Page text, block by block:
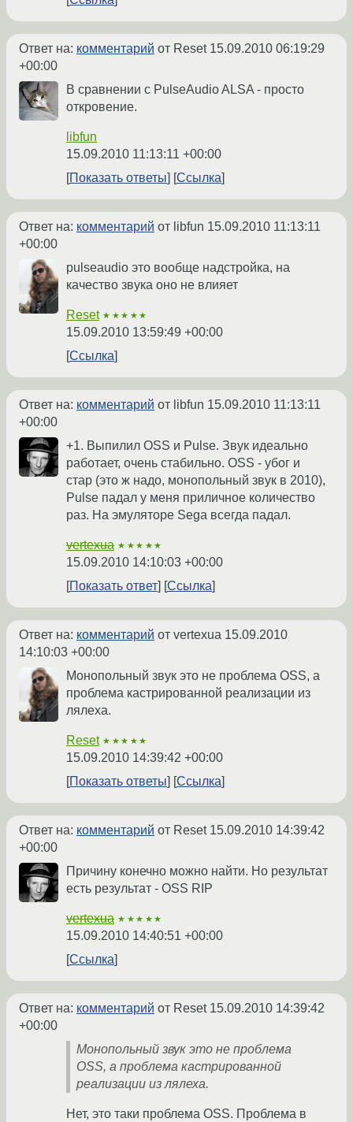
Ответ на: комментарий от Reset 15.09.2010 06:19:29
+00:00
В сравнении с PulseAudio ALSA - просто
откровение.
libfun
15.09.2010 11:13:11 +00:00
Показать ответы
Ссылка
Ответ на: комментарий от libfun 15.09.2010 11:13:11
+00:00
pulseaudio это вообще надстройка, на
качество звука оно не влияет
Reset ★★★★★
15.09.2010 13:59:49 +00:00
Ссылка
Ответ на: комментарий от libfun 15.09.2010 11:13:11
+00:00
+1. Выпилил OSS и Pulse. Звук идеально
работает, очень стабильно. OSS - убог и
стар (это ж надо, монопольный звук в 2010),
Pulse падал у меня приличное количество
раз. На эмуляторе Sega всегда падал.
vertexua ★★★★★
15.09.2010 14:10:03 +00:00
Показать ответ
Ссылка
Ответ на: комментарий от vertexua 15.09.2010
14:10:03 +00:00
Монопольный звук это не проблема OSS, а
проблема кастрированной реализации из
лялеха.
Reset ★★★★★
15.09.2010 14:39:42 +00:00
Показать ответы
Ссылка
Ответ на: комментарий от Reset 15.09.2010 14:39:42
+00:00
Причину конечно можно найти. Но результат
есть результат - OSS RIP
vertexua ★★★★★
15.09.2010 14:40:51 +00:00
Ссылка
Ответ на: комментарий от Reset 15.09.2010 14:39:42
+00:00
Монопольный звук это не проблема
OSS, а проблема кастрированной
реализации из лялеха.
Нет, это таки проблема OSS. Проблема в